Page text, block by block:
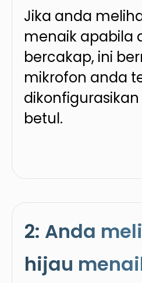
Jika anda
menaik apabila
bercakap, ini
mikrofon anda
betul.
2: Anda
hijau